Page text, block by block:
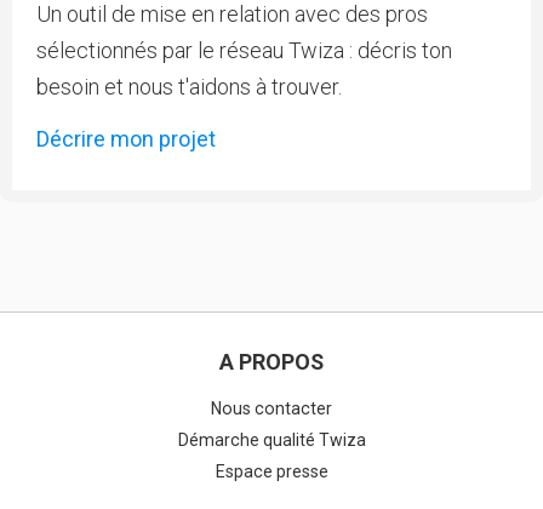
Un outil de mise en relation avec des pros
sélectionnés par le réseau Twiza : décris ton
besoin et nous t'aidons à trouver.
Décrire mon projet
A PROPOS
Nous contacter
Démarche qualité Twiza
Espace presse